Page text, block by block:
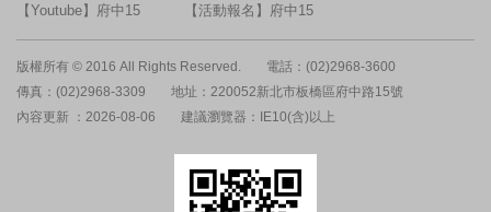
【Youtube】府中15
【活動報名】府中15
版權所有 © 2016 All Rights Reserved.
電話：(02)2968-3600
傳真：(02)2968-3309
地址：220052新北市板橋區府中路15號
內容更新 ：2026-08-06
建議瀏覽器：IE10(含)以上